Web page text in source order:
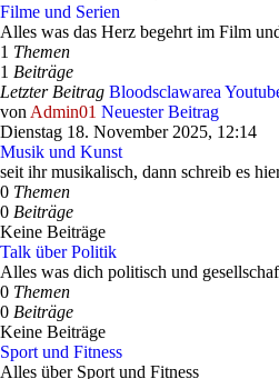
Filme und Serien
Alles was das Herz begehrt im Film
1 Themen
1 Beiträge
Letzter Beitrag Bloodsclawarea
von Admin01 Neuester Beitrag
Dienstag 18. November 2025, 12:14
Musik und Kunst
seit ihr musikalisch, dann schreib es
0 Themen
0 Beiträge
Keine Beiträge
Talk über Politik
Alles was dich politisch und
0 Themen
0 Beiträge
Keine Beiträge
Sport und Fitness
Alles über Sport und Fitness